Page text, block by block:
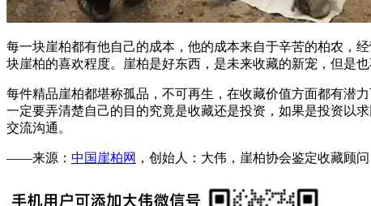
每一块崖柏都有他自己的成本，他的成本来自于辛苦的柏农，
块崖柏的喜欢程度。崖柏是好东西，是未来收藏的新宠，但是
每件精品崖柏都堪称孤品，不可再生，在收藏价值方面都有潜
一定要弄清楚自己的目的究竟是收藏还是投资，如果是投资以
交流沟通。
——来源： 中国崖柏网 ，创始人：大伟，崖柏协会鉴定收藏顾问